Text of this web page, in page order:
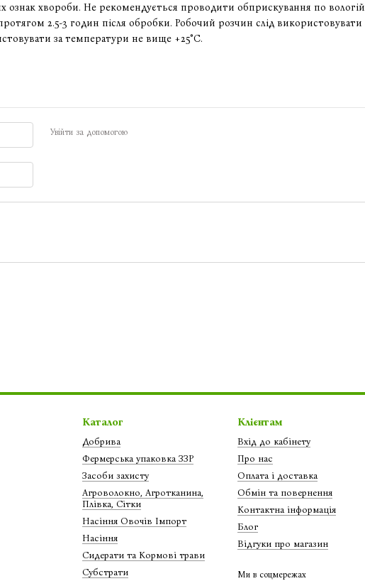
хвороби. Не рекомендується проводити обприскування по вологій
2.5-3 годин після обробки. Робочий розчин слід використовувати
за температури не вище +25°С.
Увійти за допомогою
Каталог
Добрива
Фермерська упаковка ЗЗР
Засоби захисту
Агроволокно, Агротканина,
Плівка, Сітки
Насіння Овочів Імпорт
Насіння
Сидерати та Кормові трави
Субстрати
Клієнтам
Вхід до кабінету
Про нас
Оплата і доставка
Обмін та повернення
Контактна інформація
Блог
Відгуки про магазин
Ми в соцмережах